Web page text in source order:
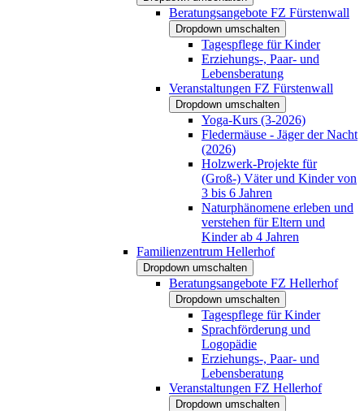
Beratungsangebote FZ Fürstenwall
Dropdown umschalten
Tagespflege für Kinder
Erziehungs-, Paar- und
Lebensberatung
Veranstaltungen FZ Fürstenwall
Dropdown umschalten
Yoga-Kurs (3-2026)
Fledermäuse - Jäger der Nacht
(2026)
Holzwerk-Projekte für
(Groß-) Väter und Kinder von
3 bis 6 Jahren
Naturphänomene erleben und
verstehen für Eltern und
Kinder ab 4 Jahren
Familienzentrum Hellerhof
Dropdown umschalten
Beratungsangebote FZ Hellerhof
Dropdown umschalten
Tagespflege für Kinder
Sprachförderung und
Logopädie
Erziehungs-, Paar- und
Lebensberatung
Veranstaltungen FZ Hellerhof
Dropdown umschalten